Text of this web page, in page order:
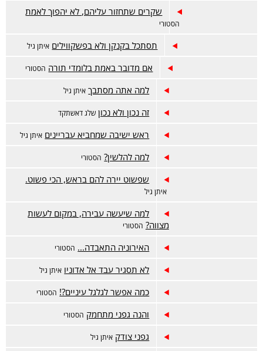
שקרים שתחזור עליהם, לא יהפוך לאמת
הסטורי
תסתכל בקנקן ולא בפשקווילים איתן גיל
אם מדובר באמת בלומדי תורה הסטורי
למה אתה מסתבך איתן גיל
זה נכון ולא נכון שלג דאשתקד
ראש ישיבה שמחביא עבריינים איתן גיל
למה להלשין? הסטורי
שפשוט יירה להם בראש, הכי פשוט.
איתן גיל
למה שיעשה עבירה, במקום לעשות
מצווה? הסטורי
האירוניה התאבדה... הסטורי
לא תסגיר עבד אל אדוניו איתן גיל
כמה אפשר לגלגל עיניים?! הסטורי
והנה גפני מתחמק הסטורי
גפני צודק איתן גיל